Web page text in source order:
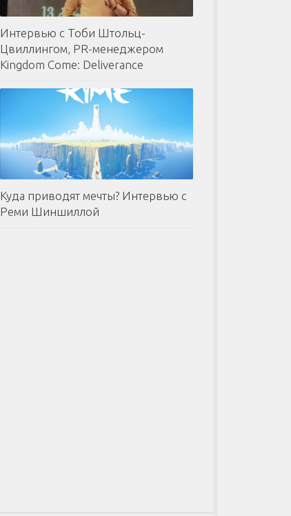
Интервью с Тоби Штольц-
Цвиллингом, PR-менеджером
Kingdom Come: Deliverance
Куда приводят мечты? Интервью с
Реми Шиншиллой